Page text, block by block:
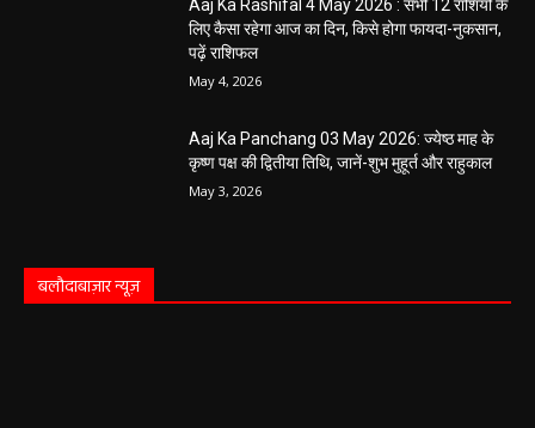
Aaj Ka Rashifal 4 May 2026 : सभी 12 राशियों के
लिए कैसा रहेगा आज का दिन, किसे होगा फायदा-नुकसान,
पढ़ें राशिफल
May 4, 2026
Aaj Ka Panchang 03 May 2026: ज्येष्ठ माह के
कृष्ण पक्ष की द्वितीया तिथि, जानें-शुभ मुहूर्त और राहुकाल
May 3, 2026
बलौदाबाज़ार न्यूज़